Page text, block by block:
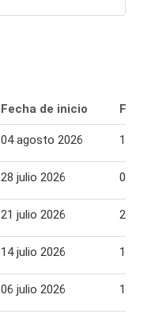
Fecha de inicio
04 agosto 2026 12
28 julio 2026 03
21 julio 2026 27
14 julio 2026 14
06 julio 2026 13